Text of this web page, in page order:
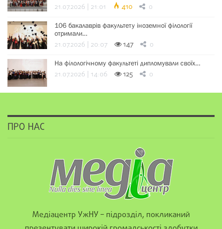
21.07.2026 | 21:01 410 0
106 бакалаврів факультету іноземної філології
отримали…
21.07.2026 | 20:07 147 0
На філологічному факультеті дипломували своїх…
21.07.2026 | 14:06 125 0
ПРО НАС
Медіацентр УжНУ – підрозділ, покликаний